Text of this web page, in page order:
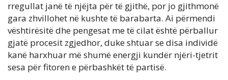
rregullat janë të njëjta për të gjithë, por jo gjithmonë
gara zhvillohet në kushte të barabarta. Ai përmendi
vështirësitë dhe pengesat me të cilat është përballur
gjatë procesit zgjedhor, duke shtuar se disa individë
kanë harxhuar më shumë energji kundër njëri-tjetrit
sesa për fitoren e përbashkët të partisë.